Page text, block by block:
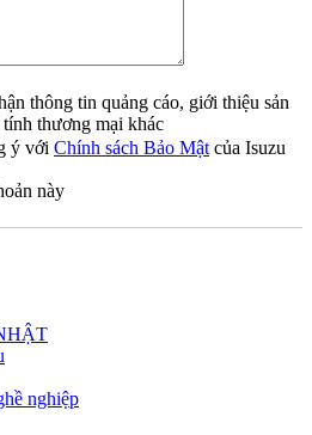
thông tin quảng cáo, giới thiệu sản
thương mại khác
ý với Chính sách Bảo Mật của Isuzu
này
nghiệp